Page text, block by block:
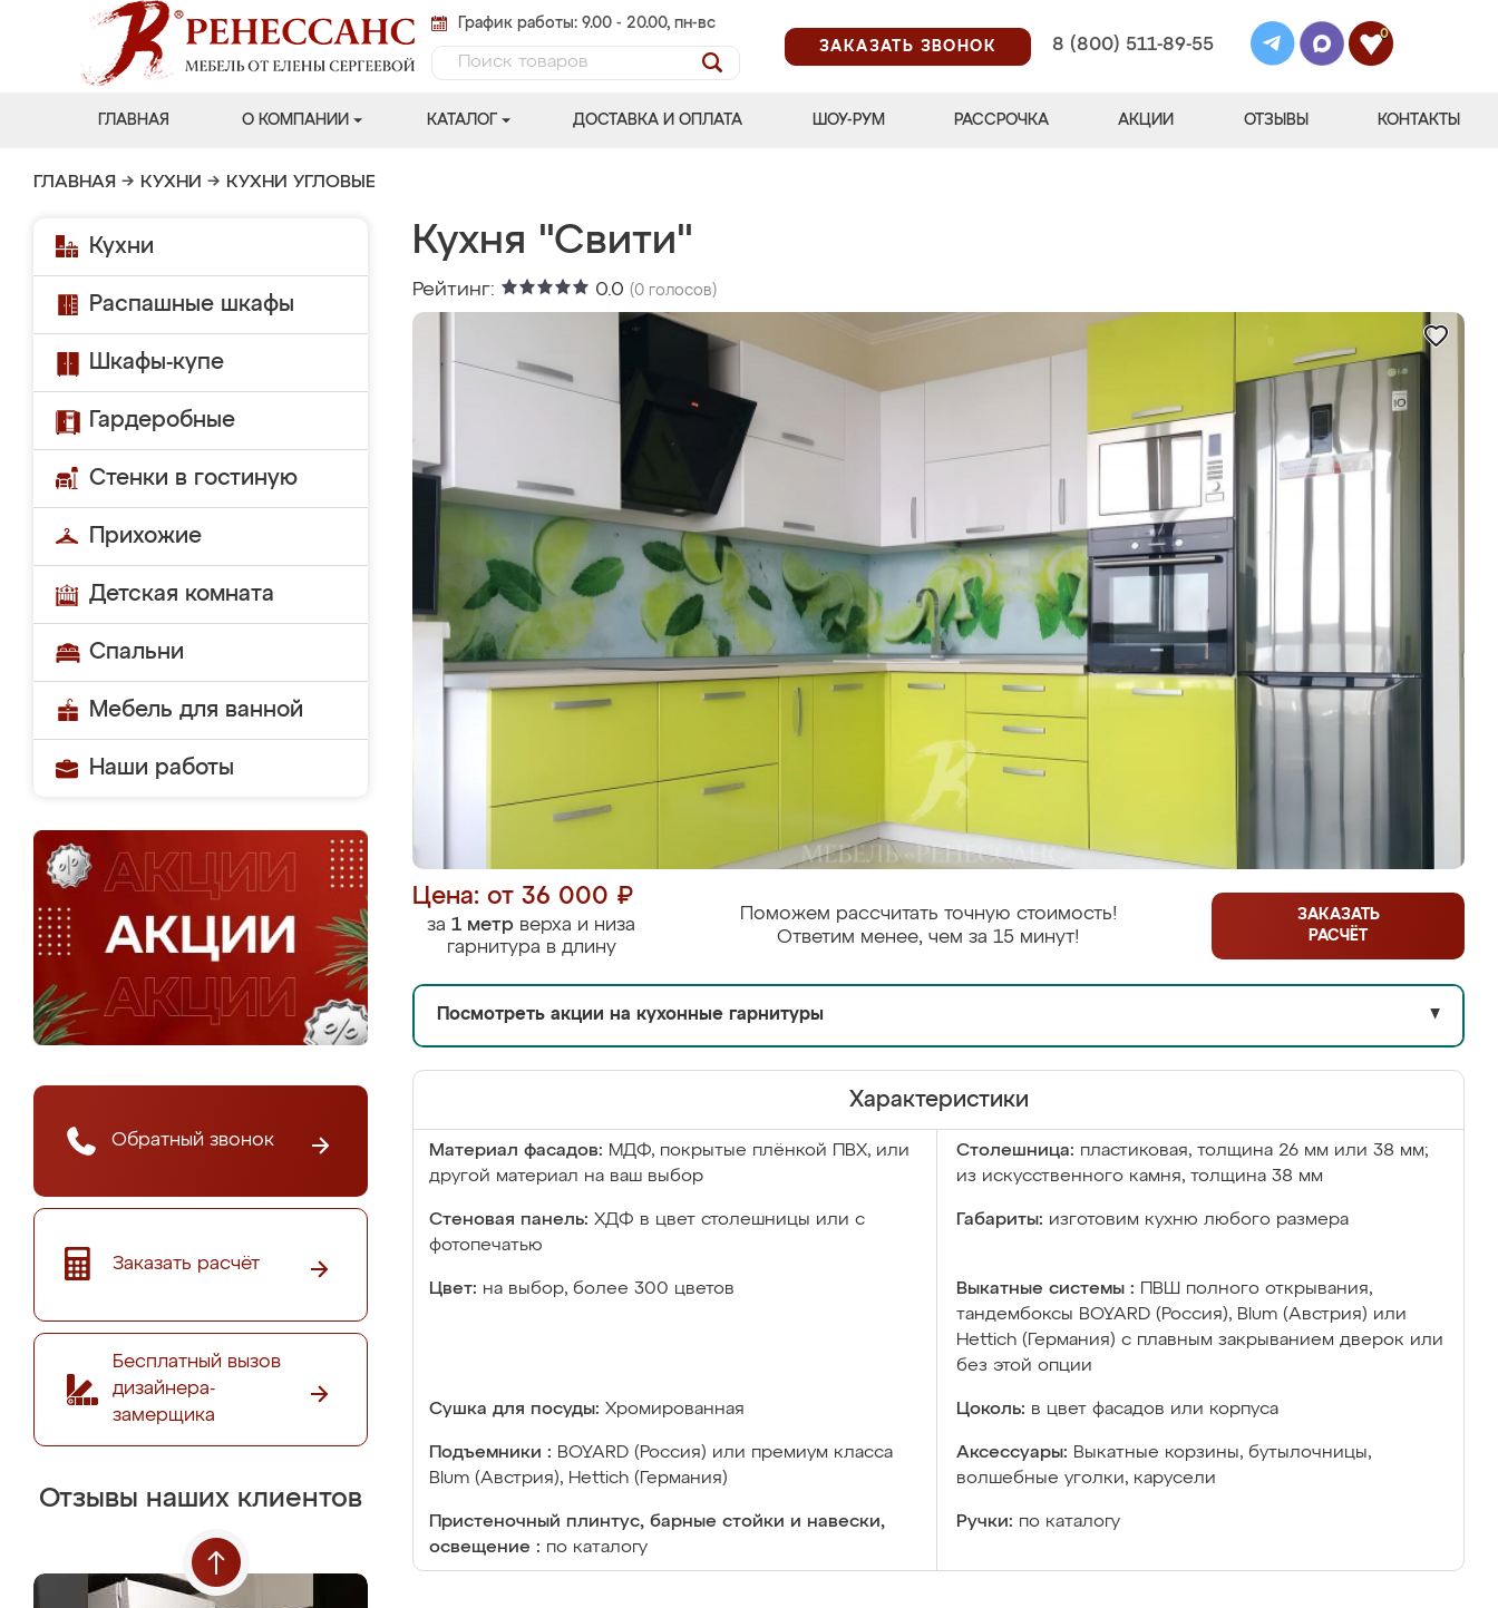
График работы: 9.00 - 20.00, пн-вс
ЗАКАЗАТЬ ЗВОНОК
8 (800) 511-89-55
0
ГЛАВНАЯ О КОМПАНИИ КАТАЛОГ ДОСТАВКА И ОПЛАТА ШОУ-РУМ РАССРОЧКА АКЦИИ ОТЗЫВЫ КОНТАКТЫ
ГЛАВНАЯ → КУХНИ → КУХНИ УГЛОВЫЕ
Кухни
Распашные шкафы
Шкафы-купе
Гардеробные
Стенки в гостиную
Прихожие
Детская комната
Спальни
Мебель для ванной
Наши работы
Обратный звонок
Заказать расчёт
Бесплатный вызов
дизайнера-
замерщика
Отзывы наших клиентов
Кухня "Свити"
Рейтинг: 0.0 (0 голосов)
Цена: от 36 000 ₽
за 1 метр верха и низа
гарнитура в длину
Поможем рассчитать точную стоимость!
Ответим менее, чем за 15 минут!
ЗАКАЗАТЬ
РАСЧЁТ
Посмотреть акции на кухонные гарнитуры ▼
Характеристики
Материал фасадов: МДФ, покрытые плёнкой ПВХ, или
другой материал на ваш выбор
Столешница: пластиковая, толщина 26 мм или 38 мм;
из искусственного камня, толщина 38 мм
Стеновая панель: ХДФ в цвет столешницы или с
фотопечатью
Габариты: изготовим кухню любого размера
Цвет: на выбор, более 300 цветов Выкатные системы :
ПВШ полного открывания,
тандембоксы BOYARD (Россия), Blum (Австрия) или
Hettich (Германия) с плавным закрыванием дверок или
без этой опции
Сушка для посуды: Хромированная Цоколь: в цвет фасадов или корпуса
Подъемники : BOYARD (Россия) или премиум класса
Blum (Австрия), Hettich (Германия)
Аксессуары: Выкатные корзины, бутылочницы,
волшебные уголки, карусели
Пристеночный плинтус, барные стойки и навески,
освещение : по каталогу
Ручки: по каталогу